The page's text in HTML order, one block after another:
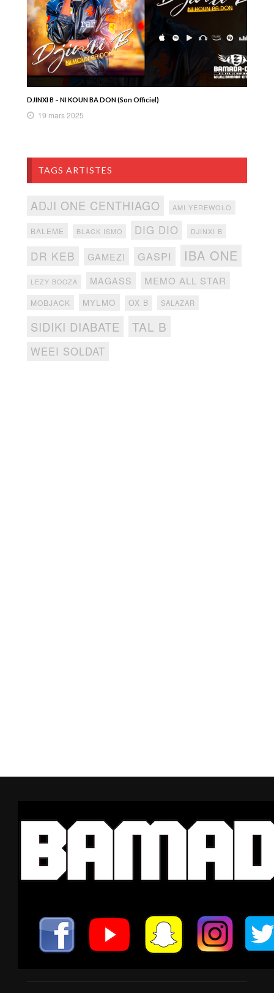
DJINXI B – NI KOUN BA DON (Son Officiel)
19 mars 2025
TAGS ARTISTES
ADJI ONE CENTHIAGO AMI YEREWOLO
BALEME BLACK ISMO DIG DIO DJINXI B
DR KEB GAMEZI GASPI IBA ONE
LEZY BOOZA MAGASS MEMO ALL STAR
MOBJACK MYLMO OX B SALAZAR
SIDIKI DIABATE TAL B
WEEI SOLDAT